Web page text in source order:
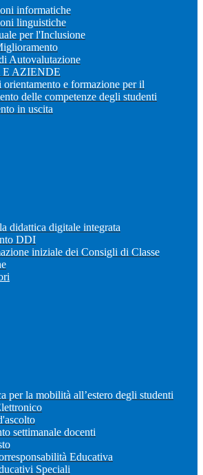
informatiche
linguistiche
per l'Inclusione
Autovalutazione
E AZIENDE
orientamento e formazione per il
delle competenze degli studenti
in uscita
didattica digitale integrata
DDI
iniziale dei Consigli di Classe
per la mobilità all’estero degli studenti
settimanale docenti
Educativa
Speciali